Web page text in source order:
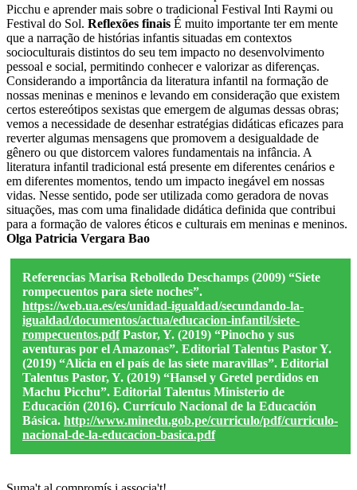
Picchu e aprender mais sobre o tradicional Festival Inti Raymi ou
Festival do Sol. Reflexões finais É muito importante ter em mente
que a narração de histórias infantis situadas em contextos
socioculturais distintos do seu tem impacto no desenvolvimento
pessoal e social, permitindo conhecer e valorizar as diferenças.
Considerando a importância da literatura infantil na formação de
nossas meninas e meninos e levando em consideração que existem
certos estereótipos sexistas que emergem de algumas dessas obras;
vemos a necessidade de desenhar estratégias didáticas eficazes para
reverter algumas mensagens que promovem a desigualdade de
gênero ou que distorcem valores fundamentais na infância. A
literatura infantil tradicional está presente em diferentes cenários e
em diferentes momentos, tendo um impacto inegável em nossas
vidas. Nesse sentido, pode ser utilizada como geradora de novas
situações, mas com uma finalidade didática definida que contribui
para a formação de valores éticos e culturais em meninas e meninos.
Olga Patricia Vergara Bao
Referencias Marisa Rebolledo Deschamps (2009) “Siete
rompecuentos para siete noches”.
https://web.ua.es/es/unidad-igualdad/secundando-la-
igualdad/documentos/actua/educacion-infantil/siete-
rompecuentos.pdfPastor, Y. (2019) “Pinocho y sus
aventuras por el Amazonas”. Editorial Talentus Pastor Y.
(2019) “Alicia en el país de las siete maravillas”. Editorial
Talentus Pastor, Y. (2019) “Hansel y Gretel perdidos en
Machu Picchu”. Editorial Talentus Ministerio de
Educación (2016). Currículo Nacional de la Educación
Básica. http://www.minedu.gob.pe/curriculo/pdf/curriculo-
nacional-de-la-educacion-basica.pdf